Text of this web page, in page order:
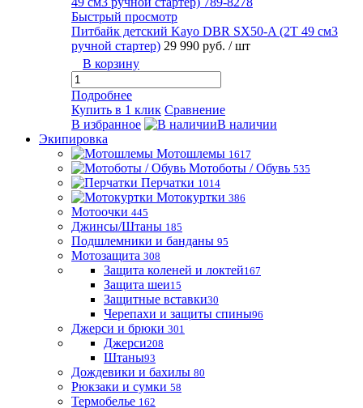
Быстрый просмотр
Питбайк детский Kayo DBR SX50-A (2T 49 см3
ручной стартер) 29 990 руб. / шт
В корзину
Подробнее
Купить в 1 клик Сравнение
В избранное
В наличии
Экипировка
Мотошлемы 1617
Мотоботы / Обувь 535
Перчатки 1014
Мотокуртки 386
Мотоочки 445
Джинсы/Штаны 185
Подшлемники и банданы 95
Мотозащита 308
Защита коленей и локтей167
Защита шеи15
Защитные вставки30
Черепахи и защиты спины96
Джерси и брюки 301
Джерси208
Штаны93
Дождевики и бахилы 80
Рюкзаки и сумки 58
Термобелье 162